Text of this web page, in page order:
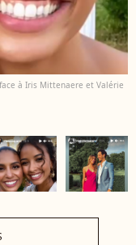
à Iris Mittenaere et Valérie